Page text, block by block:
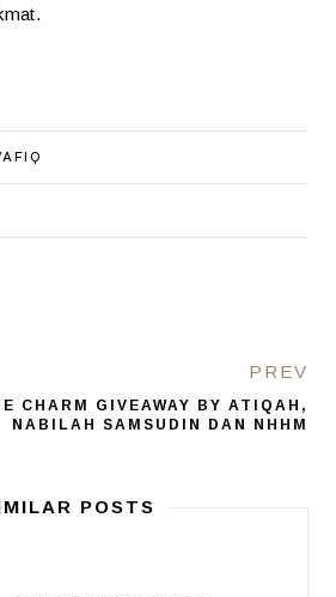
PREV
CHARM GIVEAWAY BY ATIQAH,
NABILAH SAMSUDIN DAN NHHM
POSTS